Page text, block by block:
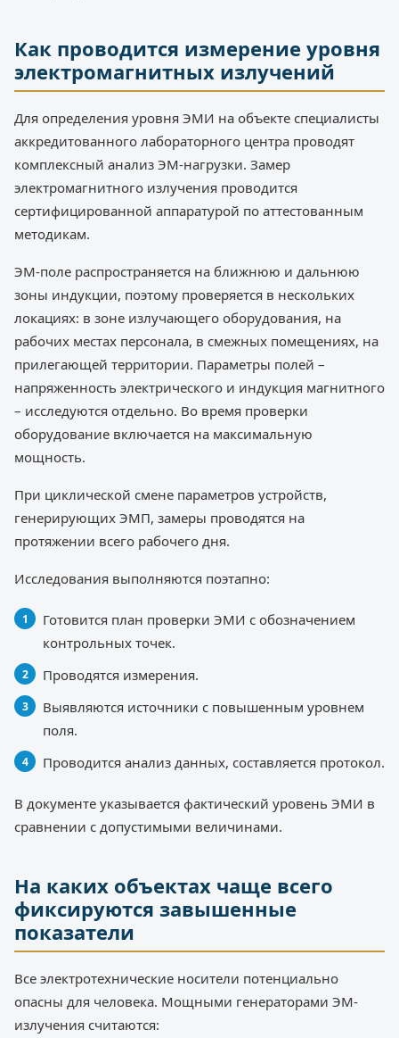
Как проводится измерение уровня
электромагнитных излучений
Для определения уровня ЭМИ на объекте специалисты
аккредитованного лабораторного центра проводят
комплексный анализ ЭМ-нагрузки. Замер
электромагнитного излучения проводится
сертифицированной аппаратурой по аттестованным
методикам.
ЭМ-поле распространяется на ближнюю и дальнюю
зоны индукции, поэтому проверяется в нескольких
локациях: в зоне излучающего оборудования, на
рабочих местах персонала, в смежных помещениях, на
прилегающей территории. Параметры полей –
напряженность электрического и индукция магнитного
– исследуются отдельно. Во время проверки
оборудование включается на максимальную
мощность.
При циклической смене параметров устройств,
генерирующих ЭМП, замеры проводятся на
протяжении всего рабочего дня.
Исследования выполняются поэтапно:
Готовится план проверки ЭМИ с обозначением
контрольных точек.
Проводятся измерения.
Выявляются источники с повышенным уровнем
поля.
Проводится анализ данных, составляется протокол.
В документе указывается фактический уровень ЭМИ в
сравнении с допустимыми величинами.
На каких объектах чаще всего
фиксируются завышенные
показатели
Все электротехнические носители потенциально
опасны для человека. Мощными генераторами ЭМ-
излучения считаются: